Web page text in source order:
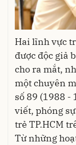
Hai lĩnh vực
được độc giả
cho ra mắt,
một chuyên
số 89 (1988 -
viết, phóng
trẻ TP.HCM
Từ những